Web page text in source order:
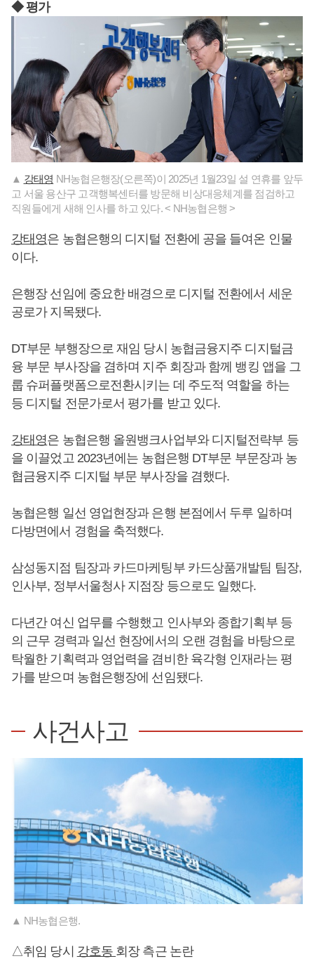
◆ 평가
▲ 강태영 NH농협은행장(오른쪽)이 2025년 1월23일 설 연휴를 앞두
고 서울 용산구 고객행복센터를 방문해 비상대응체계를 점검하고
직원들에게 새해 인사를 하고 있다. < NH농협은행 >
강태영은 농협은행의 디지털 전환에 공을 들여온 인물
이다.
은행장 선임에 중요한 배경으로 디지털 전환에서 세운
공로가 지목됐다.
DT부문 부행장으로 재임 당시 농협금융지주 디지털금
융 부문 부사장을 겸하며 지주 회장과 함께 뱅킹 앱을 그
룹 슈퍼플랫폼으로전환시키는 데 주도적 역할을 하는
등 디지털 전문가로서 평가를 받고 있다.
강태영은 농협은행 올원뱅크사업부와 디지털전략부 등
을 이끌었고 2023년에는 농협은행 DT부문 부문장과 농
협금융지주 디지털 부문 부사장을 겸했다.
농협은행 일선 영업현장과 은행 본점에서 두루 일하며
다방면에서 경험을 축적했다.
삼성동지점 팀장과 카드마케팅부 카드상품개발팀 팀장,
인사부, 정부서울청사 지점장 등으로도 일했다.
다년간 여신 업무를 수행했고 인사부와 종합기획부 등
의 근무 경력과 일선 현장에서의 오랜 경험을 바탕으로
탁월한 기획력과 영업력을 겸비한 육각형 인재라는 평
가를 받으며 농협은행장에 선임됐다.
사건사고
▲ NH농협은행.
△취임 당시 강호동 회장 측근 논란